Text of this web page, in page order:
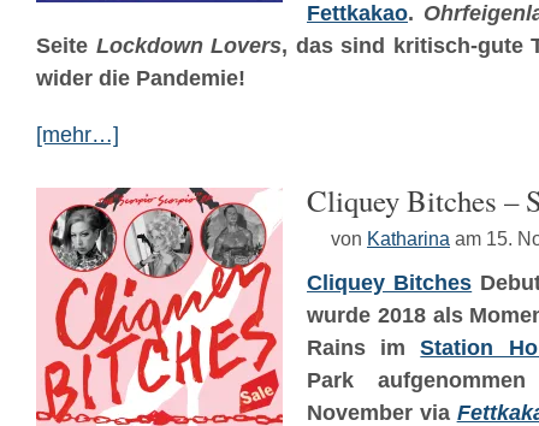
Fettkakao.
Seite Lockdown Lovers, das sind kritisch-gute
wider die Pandemie!
[mehr…]
Cliquey Bitches –
von Katharina am 15.
Cliquey Bitches
wurde 2018 als
Rains imStation
Park
November via